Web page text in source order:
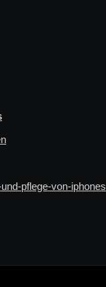
pflege-von-iphones